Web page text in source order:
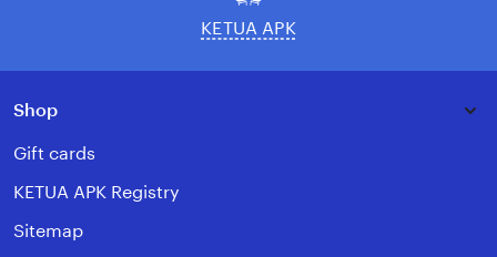
KETUA APK
Shop
Gift cards
KETUA APK Registry
Sitemap